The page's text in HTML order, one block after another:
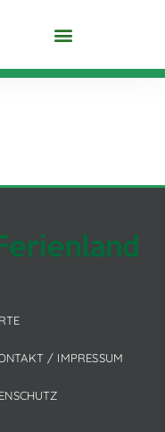
/ IMPRESSUM